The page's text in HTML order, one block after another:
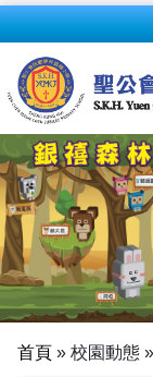
首頁 » 校園動態 »